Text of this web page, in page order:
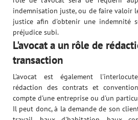
indemnisation juste, ou de faire valoir
justice afin d'obtenir une indemnité
préjudice subi.
L'avocat a un rôle de
transaction
L'avocat est également
rédaction des contrats et
compte d'une entreprise ou d'un
Il peut donc, à la demande de son